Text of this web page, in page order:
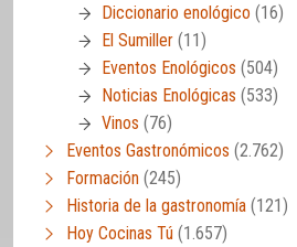
Diccionario enológico (16)
El Sumiller (11)
Eventos Enológicos (504)
Noticias Enológicas (533)
Vinos (76)
Eventos Gastronómicos (2.762)
Formación (245)
Historia de la gastronomía (121)
Hoy Cocinas Tú (1.657)